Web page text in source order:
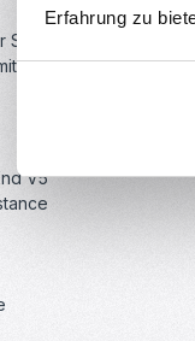
Erfahrung zu
Short-Distance-
Düse, Thermistor
V5